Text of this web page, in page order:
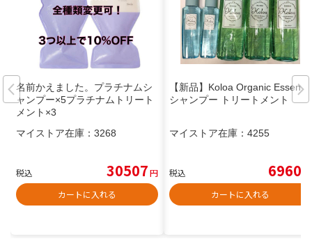
名前かえました。プラチナムシ
ャンプー×5プラチナムトリート
メント×3
マイストア在庫： 3268
税込 30507円
カートに入れる
【新品】Koloa Organic Essence
シャンプー トリートメント
マイストア在庫： 4255
税込 6960
カートに入れる